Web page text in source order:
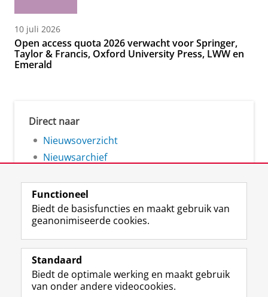
10 juli 2026
Open access quota 2026 verwacht voor Springer,
Taylor & Francis, Oxford University Press, LWW en
Emerald
Direct naar
Nieuwsoverzicht
Nieuwsarchief
Volg de RUG
F
a
e
b
L
i
k
e
R
S
-
f
I
n
t
Y
o
T
Studiekiezers
Functioneel
Biedt de basisfuncties en maakt gebruik van
geanonimiseerde cookies.
Standaard
Biedt de optimale werking en maakt gebruik
van onder andere videocookies.